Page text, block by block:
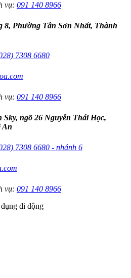
vụ: 091 140 8966
8, Phường Tân Sơn Nhất, Thành
7308 6680
vụ: 091 140 8966
Sky, ngõ 26 Nguyễn Thái Học,
An
7308 6680 - nhánh 6
vụ: 091 140 8966
di động